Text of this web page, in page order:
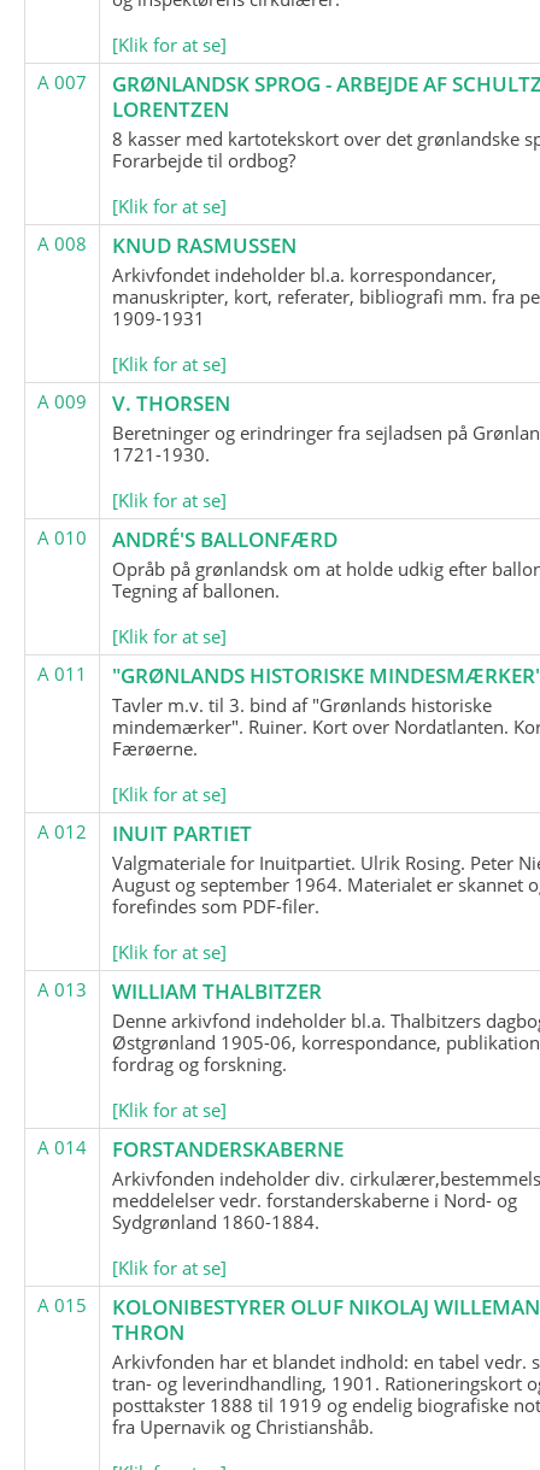
[Klik for at se]
A 007
GRØNLANDSK SPROG - ARBEJDE AF
LORENTZEN
8 kasser med kartotekskort over det grønlandske
Forarbejde til ordbog?
[Klik for at se]
A 008
KNUD RASMUSSEN
Arkivfondet indeholder bl.a. korrespondancer,
manuskripter, kort, referater, bibliografi mm. fra
1909-1931
[Klik for at se]
A 009
V. THORSEN
Beretninger og erindringer fra sejladsen på
1721-1930.
[Klik for at se]
A 010
ANDRÉ'S BALLONFÆRD
Opråb på grønlandsk om at holde udkig efter
Tegning af ballonen.
[Klik for at se]
A 011
"GRØNLANDS HISTORISKE
Tavler m.v. til 3. bind af "Grønlands historiske
mindemærker". Ruiner. Kort over Nordatlanten.
Færøerne.
[Klik for at se]
A 012
INUIT PARTIET
Valgmateriale for Inuitpartiet. Ulrik Rosing. Peter
August og september 1964. Materialet er skannet
forefindes som PDF-filer.
[Klik for at se]
A 013
WILLIAM THALBITZER
Denne arkivfond indeholder bl.a. Thalbitzers
Østgrønland 1905-06, korrespondance,
fordrag og forskning.
[Klik for at se]
A 014
FORSTANDERSKABERNE
Arkivfonden indeholder div.
meddelelser vedr. forstanderskaberne i Nord- og
Sydgrønland 1860-1884.
[Klik for at se]
A 015
KOLONIBESTYRER OLUF NIKOLAJ
THRON
Arkivfonden har et blandet indhold: en tabel vedr.
tran- og leverindhandling, 1901. Rationeringskort
posttakster 1888 til 1919 og endelig biografiske
fra Upernavik og Christianshåb.